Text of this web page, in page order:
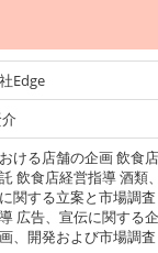
Edge
ける店舗の企画 飲食
飲食店経営指導 酒類
関する立案と市場調
広告、宣伝に関する
、開発および市場調査